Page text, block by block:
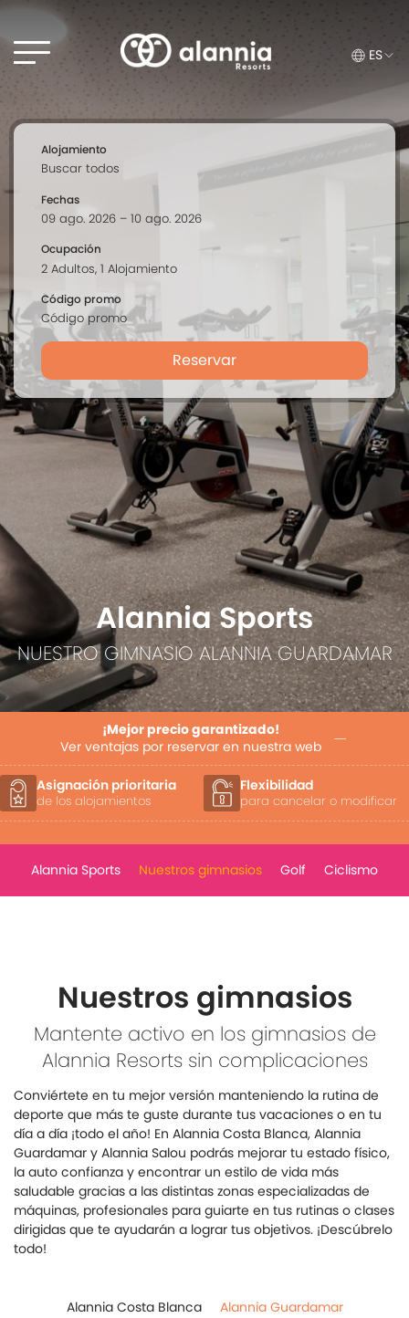
Alannia Sports
NUESTRO GIMNASIO ALANNIA GUARDAMAR
ES
Alojamiento
Fechas
Ocupación
Código promo
Reservar
¡Mejor precio garantizado!
Ver ventajas por reservar en nuestra web
Asignación prioritaria
de los alojamientos
Flexibilidad
para cancelar o modificar
Alannia Sports Nuestros gimnasios Golf Ciclismo
Nuestros gimnasios
Mantente activo en los gimnasios de
Alannia Resorts sin complicaciones
Conviértete en tu mejor versión manteniendo la rutina de
deporte que más te guste durante tus vacaciones o en tu
día a día ¡todo el año! En Alannia Costa Blanca, Alannia
Guardamar y Alannia Salou podrás mejorar tu estado físico,
la auto confianza y encontrar un estilo de vida más
saludable gracias a las distintas zonas especializadas de
máquinas, profesionales para guiarte en tus rutinas o clases
dirigidas que te ayudarán a lograr tus objetivos. ¡Descúbrelo
todo!
Alannia Costa Blanca
Alannia Guardamar